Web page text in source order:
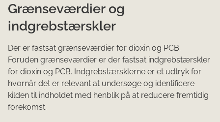
Grænseværdier og
indgrebstærskler
Der er fastsat grænseværdier for dioxin og PCB.
Foruden grænseværdier er der fastsat indgrebstærskler
for dioxin og PCB. Indgrebstærsklerne er et udtryk for
hvornår det er relevant at undersøge og identificere
kilden til indholdet med henblik på at reducere fremtidig
forekomst.